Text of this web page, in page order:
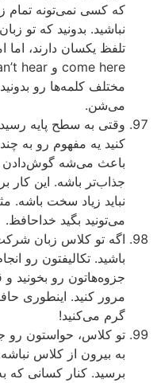
که کسی نمی‌تونه تمام
نباشید. بدونید که تو
تلفظ یکسان دارند، اما
مختلف کلمه‌ها رو
می‌شن.
وقتی به سطح پایه
کنید یه مفهوم رو به
باعث می‌شه گوش‌دادن
جذاب‌تر باشه. این کار
نباید زیاد سخت باشه.
می‌تونید بگید خداحافظ.
اگه تو کلاس زبان
باشید. تکالیفتون رو
جزوه‌هاتون رو
مرور کنید. اینطوری
گرم می‌کنید!
تو کلاس، حواستون رو
به بیرون از کلاس
برسید. کنار کسانی که